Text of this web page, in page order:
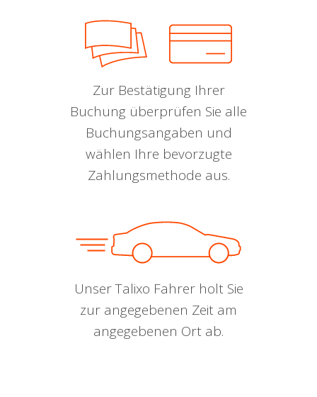
Zur Bestätigung Ihrer
Buchung überprüfen Sie alle
Buchungsangaben und
wählen Ihre bevorzugte
Zahlungsmethode aus.
Unser Talixo Fahrer holt Sie
zur angegebenen Zeit am
angegebenen Ort ab.